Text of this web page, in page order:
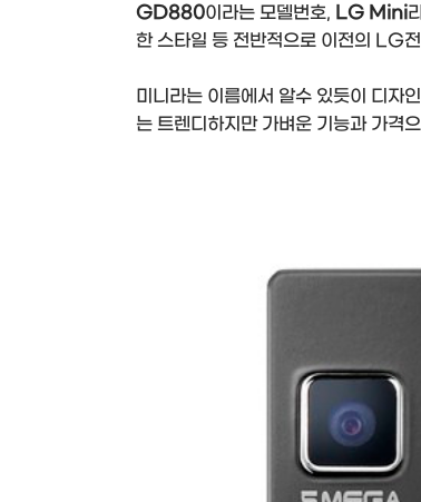
GD880이라는 모델번호, LG Mini
한 스타일 등 전반적으로 이전의 LG
미니라는 이름에서 알수 있듯이 디자
는 트렌디하지만 가벼운 기능과 가격